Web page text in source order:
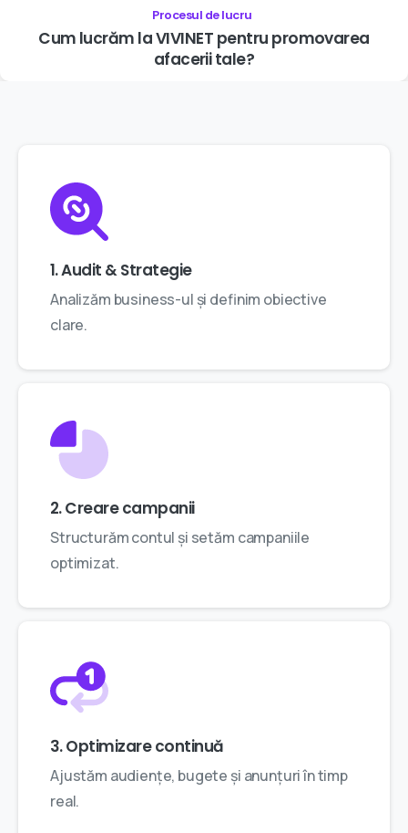
Procesul de lucru
Cum lucrăm laVIVINET pentru promovarea
afaceriitale?
1. Audit & Strategie
Analizăm business-ul și definim obiective
clare.
2. Creare campanii
Structurăm contul și setăm campaniile
optimizat.
3. Optimizare continuă
Ajustăm audiențe, bugete și anunțuri în timp
real.